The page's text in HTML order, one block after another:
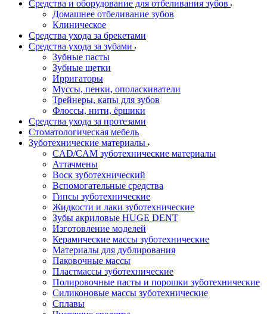
Средства и оборудование для отбеливания зубов
Домашнее отбеливание зубов
Клиническое
Средства ухода за брекетами
Средства ухода за зубами
Зубные пасты
Зубные щетки
Ирригаторы
Муссы, пенки, ополаскиватели
Трейнеры, капы для зубов
Флоссы, нити, ёршики
Средства ухода за протезами
Стоматологическая мебель
Зуботехнические материалы
CAD/CAM зуботехнические материалы
Аттачмены
Воск зуботехнический
Вспомогательные средства
Гипсы зуботехнические
Жидкости и лаки зуботехнические
Зубы акриловые HUGE DENT
Изготовление моделей
Керамические массы зуботехнические
Материалы для дублирования
Паковочные массы
Пластмассы зуботехнические
Полировочные пасты и порошки зуботехнические
Силиконовые массы зуботехнические
Сплавы